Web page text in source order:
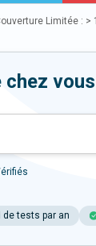
Limitée : >
de tests par an